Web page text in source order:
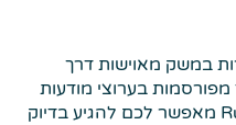
במשק מאוישות דרך
בערוצי מודעות
הדרושים המגוונים ברשת. Runner מאפשר לכם להגיע בדיוק